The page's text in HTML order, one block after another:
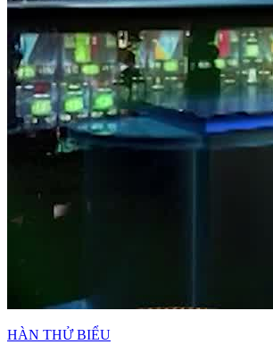
HÀN THỬ BIỂU